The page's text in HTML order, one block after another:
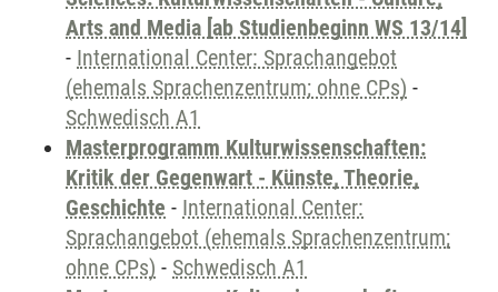
Arts and Media [ab Studienbeginn WS 13/14]
- International Center: Sprachangebot
(ehemals Sprachenzentrum; ohne CPs) -
Schwedisch A1
Masterprogramm Kulturwissenschaften:
Kritik der Gegenwart - Künste, Theorie,
Geschichte - International Center:
Sprachangebot (ehemals Sprachenzentrum;
ohne CPs) - Schwedisch A1